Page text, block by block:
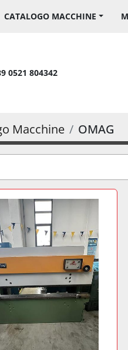
CATALOGO MACCHINE
0521 804342
Macchine OMAG